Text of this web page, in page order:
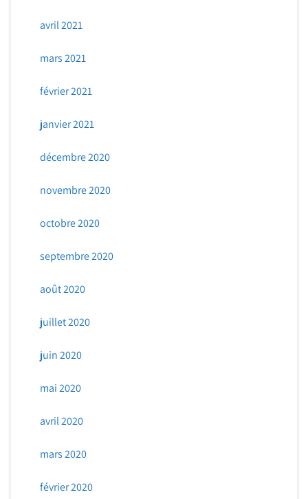
avril 2021
mars 2021
février 2021
janvier 2021
décembre 2020
novembre 2020
octobre 2020
septembre 2020
août 2020
juillet 2020
juin 2020
mai 2020
avril 2020
mars 2020
février 2020